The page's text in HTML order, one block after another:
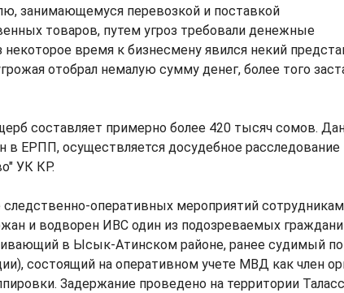
занимающемуся перевозкой и поставкой
товаров, путем угроз требовали денежные
некоторое время к бизнесмену явился некий
отобрал немалую сумму денег, более того
составляет примерно более 420 тысяч сомов.
в ЕРПП, осуществляется досудебное расследование
УК КР.
следственно-оперативных мероприятий
и водворен ИВС один из подозреваемых
в Ысык-Атинском районе, ранее судимый
состоящий на оперативном учете МВД как член
Задержание проведено на территории